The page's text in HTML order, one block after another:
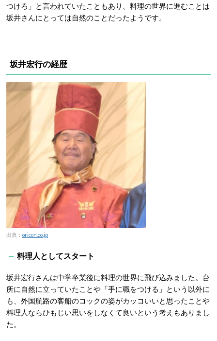
つけろ」と言われていたこともあり、料理の世界に進むことは
坂井さんにとっては自然のことだったようです。
坂井宏行の経歴
出典： oricon.co.jp
料理人としてスタート
坂井宏行さんは中学卒業後に料理の世界に飛び込みました。台
所に自然に立っていたことや「手に職をつける」という以外に
も、外国航路の客船のコックの姿がカッコいいと思ったことや
料理人ならひもじい思いをしなくて良いという考えもありまし
た。